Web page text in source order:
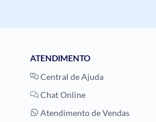
ATENDIMENTO
Central de Ajuda
Chat Online
Atendimento de Vendas